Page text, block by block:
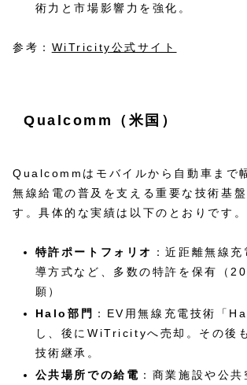
術力と市場影響力を強化。
参考： WiTricity公式サイト
Qualcomm（米国）
Qualcommはモバイルから自動車まで
無線給電の普及を支える重要な技術基
す。具体的な実績は以下のとおりです。
特許ポートフォリオ
：近距離無線
導方式など、多数の特許を保有（
願）
Halo部門
：EV用無線充電技術「
し、後にWiTricityへ売却。その後
技術継承。
公共場所での給電 ：商業施設や公